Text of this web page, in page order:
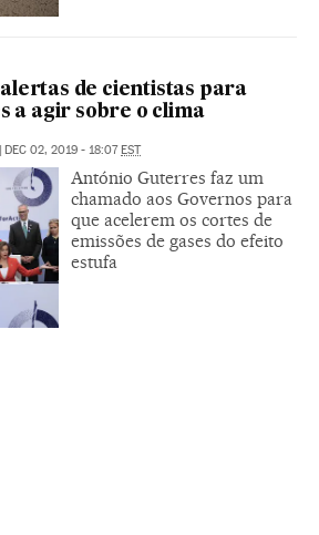
de cientistas para
a agir sobre o clima
| DEC 02, 2019 - 18:07EST
António Guterres faz um
chamado aos Governos para
que acelerem os cortes de
emissões de gases do efeito
estufa